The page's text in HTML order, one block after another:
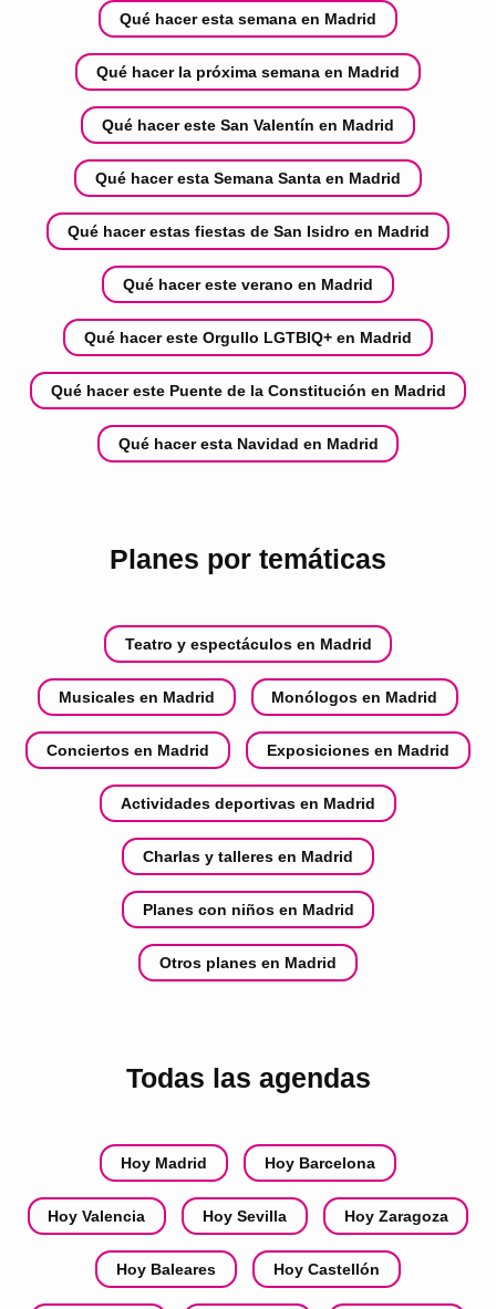
Qué hacer esta semana en Madrid
Qué hacer la próxima semana en Madrid
Qué hacer este San Valentín en Madrid
Qué hacer esta Semana Santa en Madrid
Qué hacer estas fiestas de San Isidro en Madrid
Qué hacer este verano en Madrid
Qué hacer este Orgullo LGTBIQ+ en Madrid
Qué hacer este Puente de la Constitución en Madrid
Qué hacer esta Navidad en Madrid
Planes por temáticas
Teatro y espectáculos en Madrid
Musicales en Madrid Monólogos en Madrid
Conciertos en Madrid Exposiciones en Madrid
Actividades deportivas en Madrid
Charlas y talleres en Madrid
Planes con niños en Madrid
Otros planes en Madrid
Todas las agendas
Hoy Madrid Hoy Barcelona
Hoy Valencia Hoy Sevilla Hoy Zaragoza
Hoy Baleares Hoy Castellón